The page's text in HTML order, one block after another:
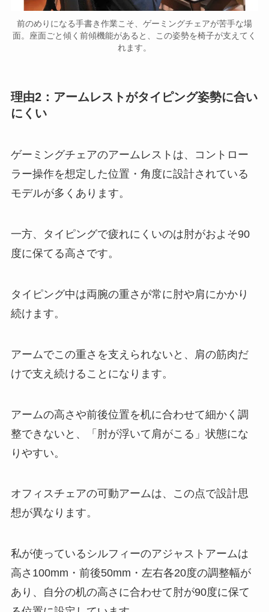
前のめりになる手書き作業こそ、ゲーミングチェアが苦手な場
面。座面ごと傾く前傾機能があると、この姿勢を椅子が支えてく
れます。
理由2：アームレストがタイピング姿勢に合い
にくい
ゲーミングチェアのアームレストは、コントロー
ラー操作を想定した位置・角度に設計されている
モデルが多くあります。
一方、タイピングで疲れにくいのは肘がおよそ90
度に保てる高さです。
タイピング中は両腕の重さが常に肘や肩にかかり
続けます。
アームでこの重さを支えられないと、肩の筋肉だ
けで支え続けることになります。
アームの高さや前後位置を机に合わせて細かく調
整できないと、「肘が浮いて肩がこる」状態にな
りやすい。
オフィスチェアの可動アームは、この点で設計思
想が異なります。
私が使っているシルフィーのアジャストアームは
高さ100mm・前後50mm・左右各20度の調整幅が
あり、自分の机の高さに合わせて肘が90度に保て